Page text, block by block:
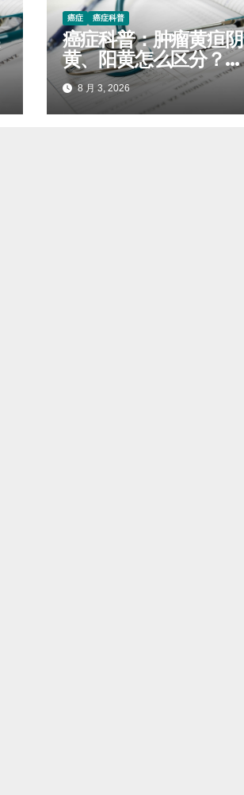
癌症 癌症科普
癌症科普：肿瘤黄疸阴
黄、阳黄怎么区分？盲
目喝茵栀黄会持续乏力
消瘦吗
8 月 3, 2026